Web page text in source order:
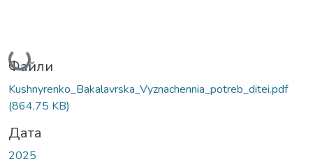
Вантажиться...
Файли
Kushnyrenko_Bakalavrska_Vyznachennia_potreb_ditei.pdf
(864,75 KB)
Дата
2025